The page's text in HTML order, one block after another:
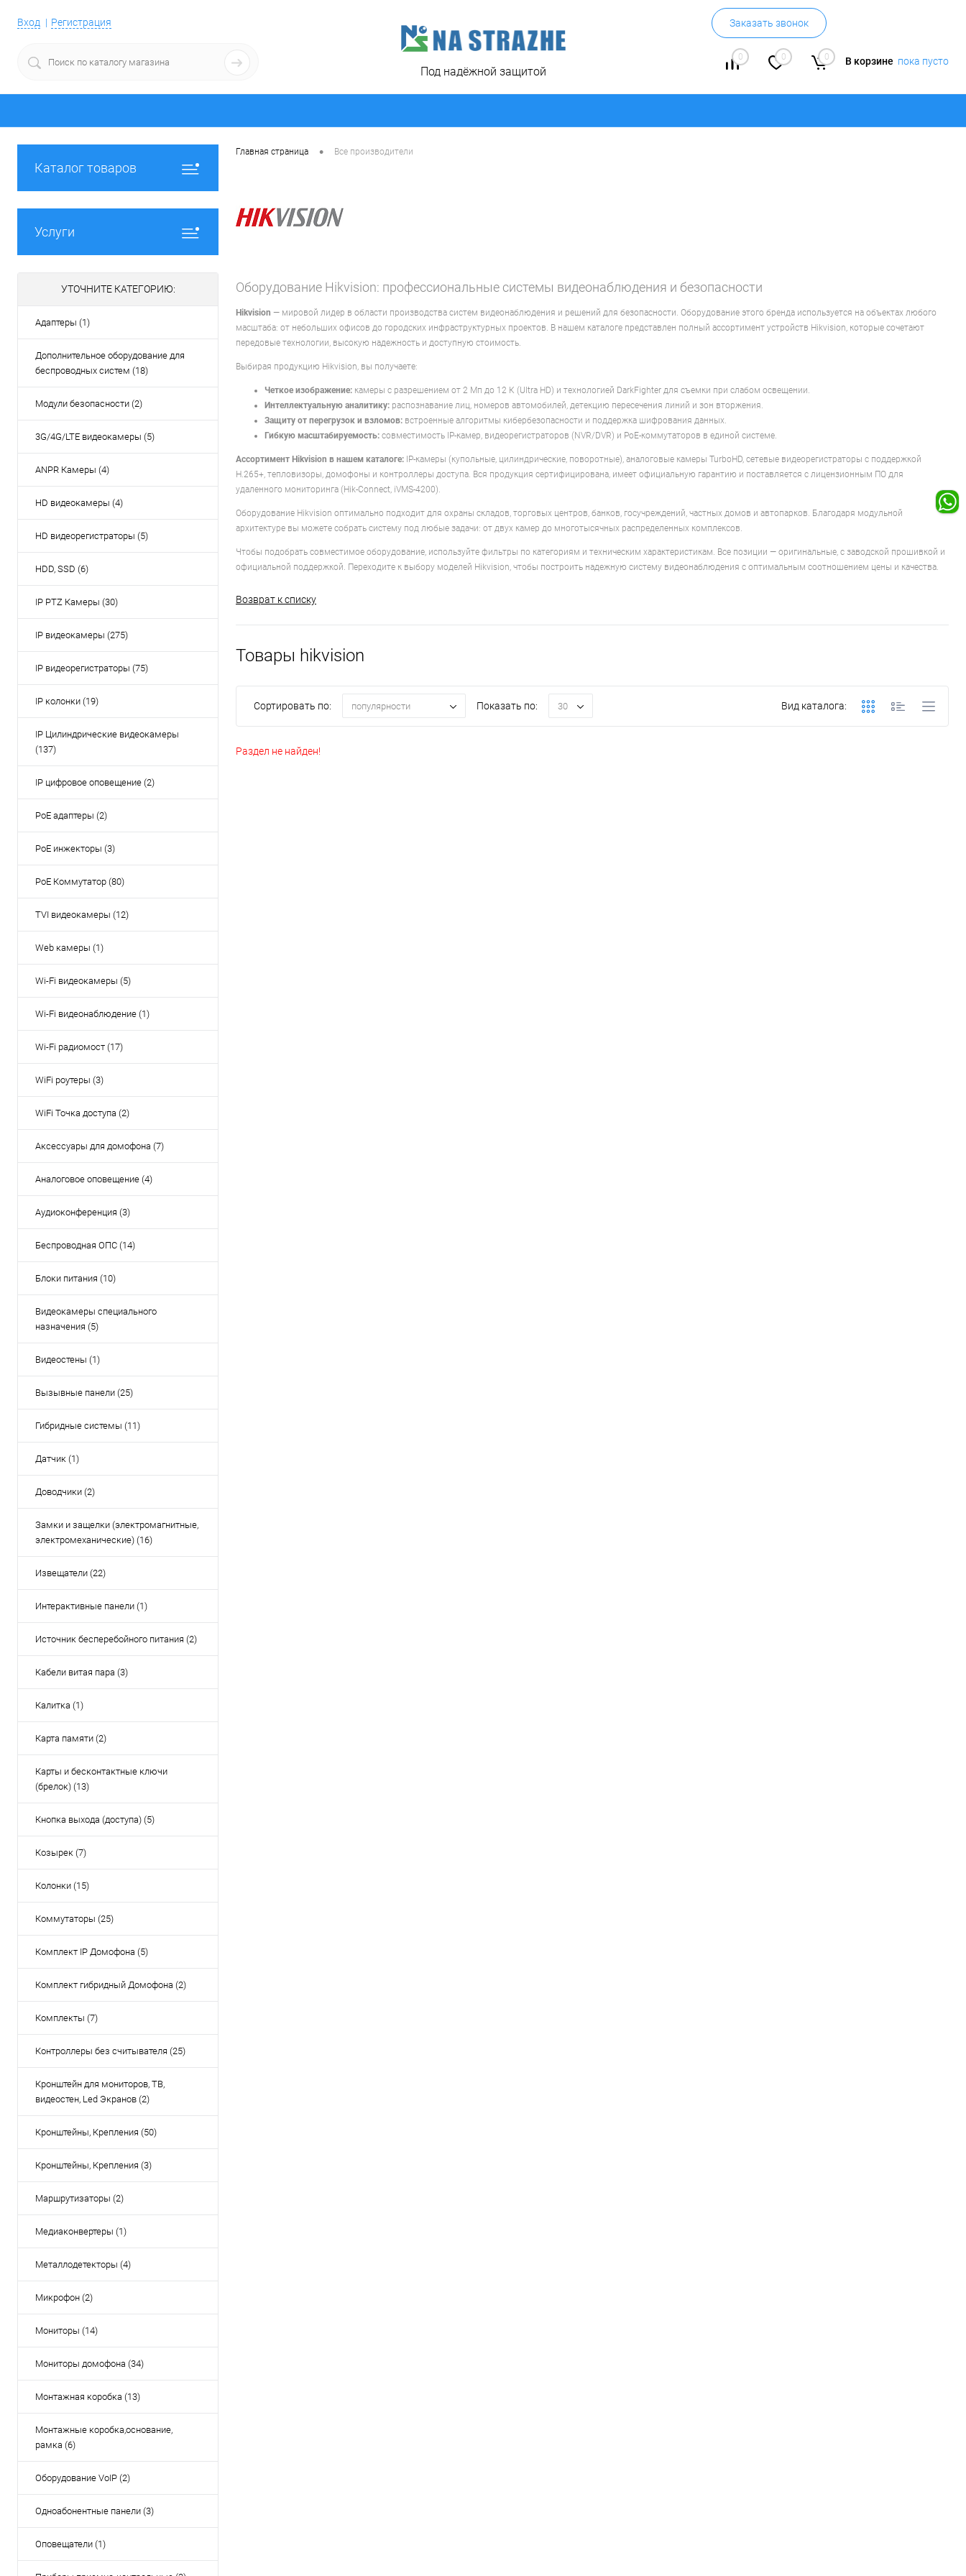
Вход Регистрация Заказать звонок
0 0 0 В корзине пока пусто
Под надёжной защитой
Каталог товаров
Услуги
УТОЧНИТЕ КАТЕГОРИЮ:
Адаптеры (1)
Дополнительное оборудование для
беспроводных систем (18)
Модули безопасности (2)
3G/4G/LTE видеокамеры (5)
ANPR Камеры (4)
HD видеокамеры (4)
HD видеорегистраторы (5)
HDD, SSD (6)
IP PTZ Камеры (30)
IP видеокамеры (275)
IP видеорегистраторы (75)
IP колонки (19)
IP Цилиндрические видеокамеры
(137)
IP цифровое оповещение (2)
PoE адаптеры (2)
PoE инжекторы (3)
PoE Коммутатор (80)
TVI видеокамеры (12)
Web камеры (1)
Wi-Fi видеокамеры (5)
Wi-Fi видеонаблюдение (1)
Wi-Fi радиомост (17)
WiFi роутеры (3)
WiFi Точка доступа (2)
Аксессуары для домофона (7)
Аналоговое оповещение (4)
Аудиоконференция (3)
Беспроводная ОПС (14)
Блоки питания (10)
Видеокамеры специального
назначения (5)
Видеостены (1)
Вызывные панели (25)
Гибридные системы (11)
Датчик (1)
Доводчики (2)
Замки и защелки (электромагнитные,
электромеханические) (16)
Извещатели (22)
Интерактивные панели (1)
Источник бесперебойного питания (2)
Кабели витая пара (3)
Калитка (1)
Карта памяти (2)
Карты и бесконтактные ключи
(брелок) (13)
Кнопка выхода (доступа) (5)
Козырек (7)
Колонки (15)
Коммутаторы (25)
Комплект IP Домофона (5)
Комплект гибридный Домофона (2)
Комплекты (7)
Контроллеры без считывателя (25)
Кронштейн для мониторов, ТВ,
видеостен, Led Экранов (2)
Кронштейны, Крепления (50)
Кронштейны, Крепления (3)
Маршрутизаторы (2)
Медиаконвертеры (1)
Металлодетекторы (4)
Микрофон (2)
Мониторы (14)
Мониторы домофона (34)
Монтажная коробка (13)
Монтажные коробка,основание,
рамка (6)
Оборудование VoIP (2)
Одноабонентные панели (3)
Оповещатели (1)
Главная страница • Все производители
Оборудование Hikvision: профессиональные системы видеонаблюдения и безопасности
Hikvision — мировой лидер в области производства систем видеонаблюдения и решений для безопасности. Оборудование этого бренда используется на объектах любого
масштаба: от небольших офисов до городских инфраструктурных проектов. В нашем каталоге представлен полный ассортимент устройств Hikvision, которые сочетают
передовые технологии, высокую надежность и доступную стоимость.
Выбирая продукцию Hikvision, вы получаете:
Четкое изображение: камеры с разрешением от 2 Мп до 12 К (Ultra HD) и технологией DarkFighter для съемки при слабом освещении.
Интеллектуальную аналитику: распознавание лиц, номеров автомобилей, детекцию пересечения линий и зон вторжения.
Защиту от перегрузок и взломов: встроенные алгоритмы кибербезопасности и поддержка шифрования данных.
Гибкую масштабируемость: совместимость IP-камер, видеорегистраторов (NVR/DVR) и PoE-коммутаторов в единой системе.
Ассортимент Hikvision в нашем каталоге: IP-камеры (купольные, цилиндрические, поворотные), аналоговые камеры TurboHD, сетевые видеорегистраторы с поддержкой
H.265+, тепловизоры, домофоны и контроллеры доступа. Вся продукция сертифицирована, имеет официальную гарантию и поставляется с лицензионным ПО для
удаленного мониторинга (Hik-Connect, iVMS-4200).
Оборудование Hikvision оптимально подходит для охраны складов, торговых центров, банков, госучреждений, частных домов и автопарков. Благодаря модульной
архитектуре вы можете собрать систему под любые задачи: от двух камер до многотысячных распределенных комплексов.
Чтобы подобрать совместимое оборудование, используйте фильтры по категориям и техническим характеристикам. Все позиции — оригинальные, с заводской прошивкой и
официальной поддержкой. Переходите к выбору моделей Hikvision, чтобы построить надежную систему видеонаблюдения с оптимальным соотношением цены и качества.
Возврат к списку
Товары hikvision
Сортировать по: популярности Показать по: 30 Вид каталога:
Раздел не найден!